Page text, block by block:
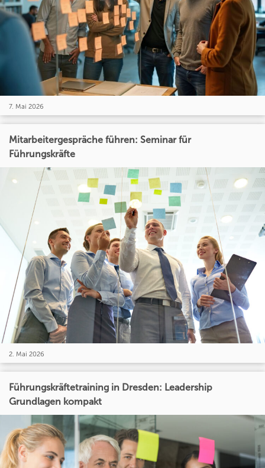
7. Mai 2026
Mitarbeitergespräche führen: Seminar für
Führungskräfte
2. Mai 2026
Führungskräftetraining in Dresden: Leadership
Grundlagen kompakt